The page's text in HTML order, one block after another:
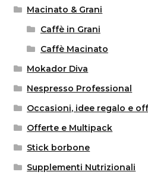
Macinato & Grani
Caffè in Grani
Caffè Macinato
Mokador Diva
Nespresso Professional
Occasioni, idee regalo e
Offerte e Multipack
Stick borbone
Supplementi Nutrizionali